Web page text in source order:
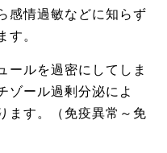
感情過敏などに知らず
す。
ールを過密にしてしま
ゾール過剰分泌によ
ます。（免疫異常～免